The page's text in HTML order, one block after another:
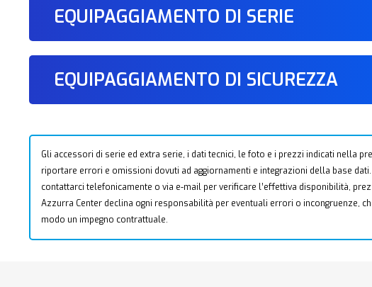
EQUIPAGGIAMENTO DI SERIE
EQUIPAGGIAMENTO DI SICUREZZA
Gli accessori di serie ed extra serie, i dati tecnici, le foto e i prezzi indicati nella
riportare errori e omissioni dovuti ad aggiornamenti e integrazioni della base
contattarci telefonicamente o via e-mail per verificare l’effettiva disponibilità,
Azzurra Center declina ogni responsabilità per eventuali errori o incongruenze,
modo un impegno contrattuale.